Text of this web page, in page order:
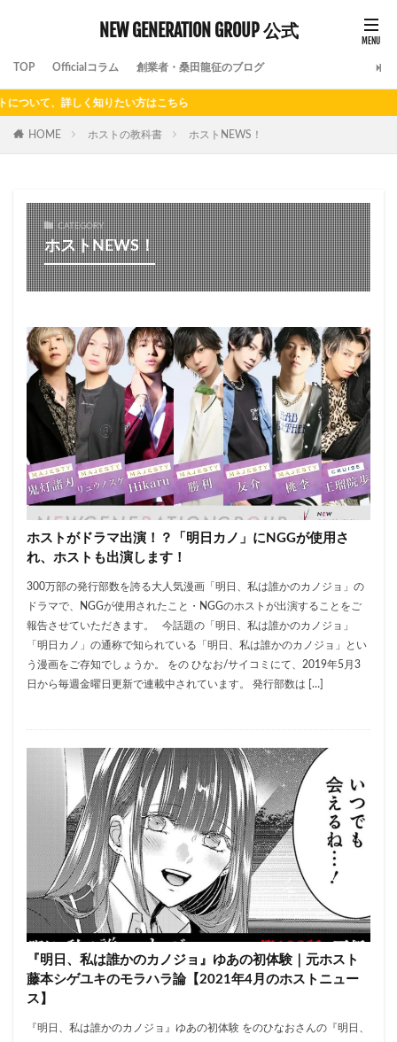
NEW GENERATION GROUP 公式
TOP Officialコラム 創業者・桑田龍征のブログ
知りたい方はこちら
HOME ホストの教科書 ホストNEWS！
CATEGORY
ホストNEWS！
ホストがドラマ出演！？「明日カノ」にNGGが使用さ
れ、ホストも出演します！
300万部の発行部数を誇る大人気漫画「明日、私は誰かのカノジョ」の
ドラマで、NGGが使用されたこと・NGGのホストが出演することをご
報告させていただきます。 今話題の「明日、私は誰かのカノジョ」
「明日カノ」の通称で知られている「明日、私は誰かのカノジョ」とい
う漫画をご存知でしょうか。 をの ひなお/サイコミにて、2019年5月3
日から毎週金曜日更新で連載中されています。 発行部数は […]
『明日、私は誰かのカノジョ』ゆあの初体験｜元ホスト
藤本シゲユキのモラハラ論【2021年4月のホストニュー
ス】
『明日、私は誰かのカノジョ』ゆあの初体験 をのひなおさんの『明日、